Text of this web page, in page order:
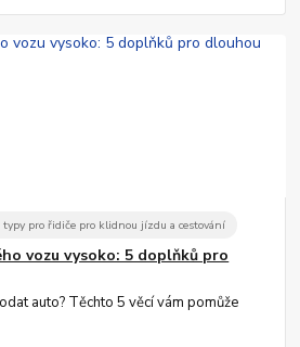
typy pro řidiče pro klidnou jízdu a cestování
vozu vysoko: 5 doplňků pro
auto? Těchto 5 věcí vám pomůže